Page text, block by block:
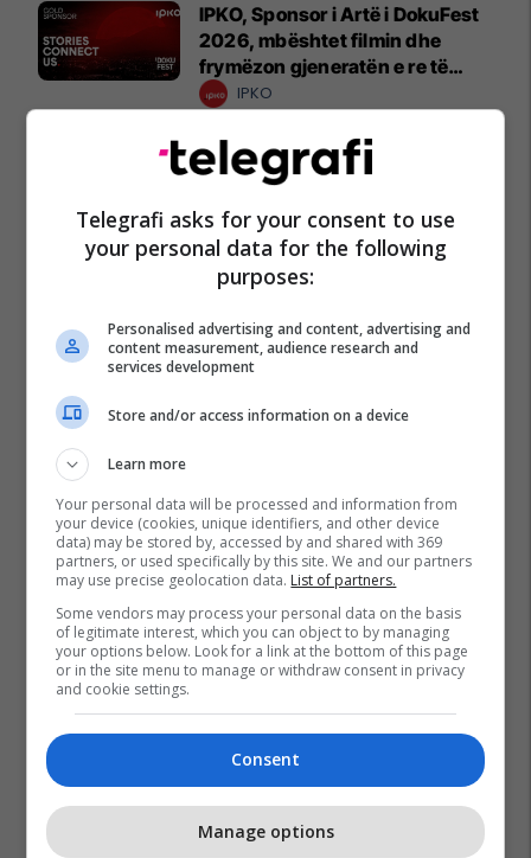
IPKO, Sponsor i Artë i DokuFest
2026, mbështet filmin dhe
frymëzon gjeneratën e re të
krijuesve
IPKO
Pashtetat MEKA - zgjedhje
praktike për mëngjes, piknik
dhe rrugë
MEKA HALAL FOOD
Kursimet mund t’ju sjellin një
banesë
Telegrafi asks for your consent to use
your personal data for the following
purposes:
Personalised advertising and content, advertising and
content measurement, audience research and
services development
Store and/or access information on a device
Learn more
Your personal data will be processed and information from
your device (cookies, unique identifiers, and other device
data) may be stored by, accessed by and shared with 369
partners, or used specifically by this site. We and our partners
may use precise geolocation data. List of partners.
Some vendors may process your personal data on the basis
of legitimate interest, which you can object to by managing
your options below. Look for a link at the bottom of this page
or in the site menu to manage or withdraw consent in privacy
and cookie settings.
Consent
Manage options